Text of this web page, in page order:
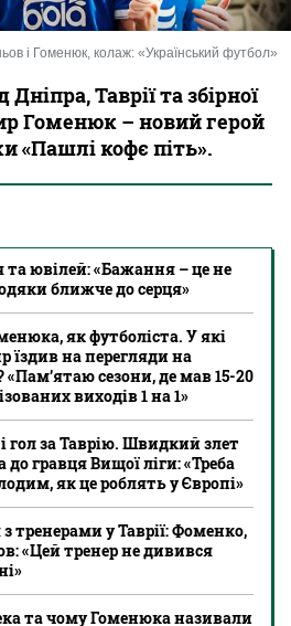
і Гоменюк, колаж: «Український футбол»
Таврії та збірної
Гоменюк – новий герой
«Пашлі кофє піть».
та ювілей: «Бажання – це не
ближче до серця»
як футболіста. У які
їздив на перегляди на
«Пам’ятаю сезони, де мав 15-20
виходів 1 на 1»
за Таврію. Швидкий злет
до гравця Вищої ліги: «Треба
як це роблять у Європі»
тренерами у Таврії: Фоменко,
«Цей тренер не дивився
та чому Гоменюка називали